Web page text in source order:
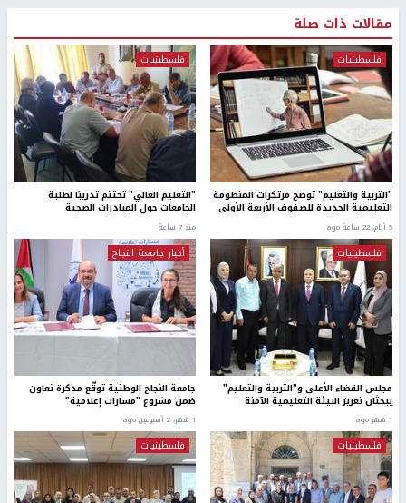
مقالات ذات صلة
فلسطينيات
"التربية والتعليم" توضح مرتكزات المنظومة
التعليمية الجديدة للصفوف الأربعة الأولى
5 أيام، 22 ساعة ago
فلسطينيات
"التعليم العالي" تختتم تدريبًا لطلبة
الجامعات حول المبادرات الصحية
منذ 7 ساعة
فلسطينيات
مجلس القضاء الأعلى و"التربية والتعليم"
يبحثان تعزيز البيئة التعليمية الآمنة
1 شهر ago
أخبار جامعة النجاح
جامعة النجاح الوطنية توقّع مذكرة تعاون
ضمن مشروع "مسارات إعلامية"
1 شهر، 2 أسبوعين ago
فلسطينيات فلسطينيات